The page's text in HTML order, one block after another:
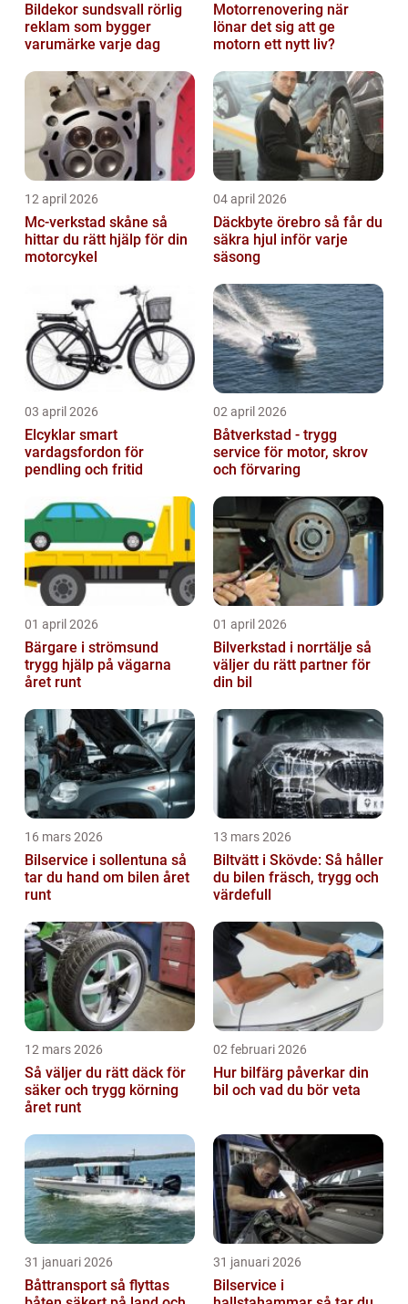
Bildekor sundsvall rörlig
reklam som bygger
varumärke varje dag
Motorrenovering när
lönar det sig att ge
motorn ett nytt liv?
12 april 2026
Mc-verkstad skåne så
hittar du rätt hjälp för din
motorcykel
04 april 2026
Däckbyte örebro så får du
säkra hjul inför varje
säsong
03 april 2026
Elcyklar smart
vardagsfordon för
pendling och fritid
02 april 2026
Båtverkstad - trygg
service för motor, skrov
och förvaring
01 april 2026
Bärgare i strömsund
trygg hjälp på vägarna
året runt
01 april 2026
Bilverkstad i norrtälje så
väljer du rätt partner för
din bil
16 mars 2026
Bilservice i sollentuna så
tar du hand om bilen året
runt
13 mars 2026
Biltvätt i Skövde: Så håller
du bilen fräsch, trygg och
värdefull
12 mars 2026
Så väljer du rätt däck för
säker och trygg körning
året runt
02 februari 2026
Hur bilfärg påverkar din
bil och vad du bör veta
31 januari 2026
Båttransport så flyttas
31 januari 2026
Bilservice i